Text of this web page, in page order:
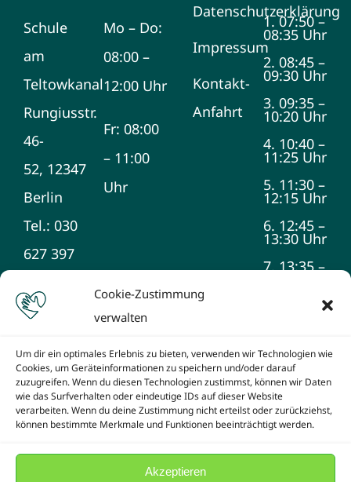
Cookie-Zustimmung
verwalten
Um dir ein optimales Erlebnis zu bieten, verwenden wir Technologien wie
Cookies, um Geräteinformationen zu speichern und/oder darauf
zuzugreifen. Wenn du diesen Technologien zustimmst, können wir Daten
wie das Surfverhalten oder eindeutige IDs auf dieser Website
verarbeiten. Wenn du deine Zustimmung nicht erteilst oder zurückziehst,
können bestimmte Merkmale und Funktionen beeinträchtigt werden.
Akzeptieren
Schule
am
Teltowkanal
Rungiusstr.
46-
52, 12347
Berlin
Tel.: 030
627 397
Mo – Do:
08:00 –
12:00 Uhr
Fr: 08:00
– 11:00
Uhr
Datenschutzerklärung
Impressum
Kontakt-
Anfahrt
1. 07:50 –
08:35 Uhr
2. 08:45 –
09:30 Uhr
3. 09:35 –
10:20 Uhr
4. 10:40 –
11:25 Uhr
5. 11:30 –
12:15 Uhr
6. 12:45 –
13:30 Uhr
7. 13:35 –
8. 14:25 –
9. 15:15 –
16:00 Uhr